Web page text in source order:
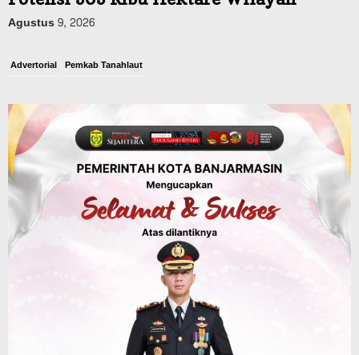
Agustus 9, 2026
Advertorial Pemkab Tanahlaut
2026, Bidik Emas Porprov dan
Rencanakan Pindah Indoor 2027
Agustus 9, 2026
Sosial & Keagamaan
45 Pramuka Banjarmasin Berangkat ke
Jamnas XII Cibubur, Termasuk Dua
Peserta Berkebutuhan Khusus